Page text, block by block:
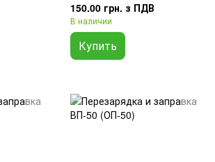
150.00 грн. з ПДВ
В наличии
Купить